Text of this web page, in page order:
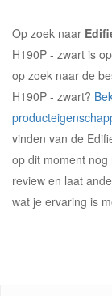
Op zoek naar
H190P - zwart is
op zoek naar de
H190P - zwart?
vinden van de
op dit moment
review en laat
wat je ervaring is